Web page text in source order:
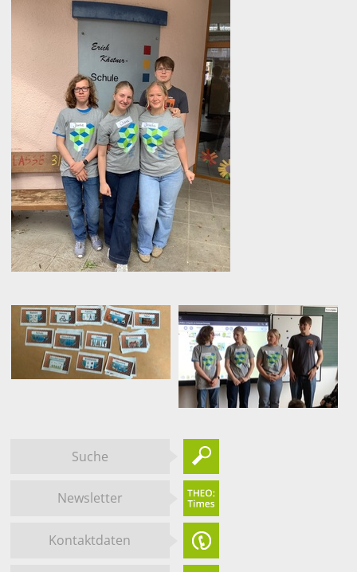
Suche
Newsletter
Kontaktdaten